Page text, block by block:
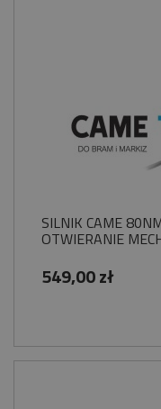
SILNIK CAME
OTWIERANIE
549,00 zł